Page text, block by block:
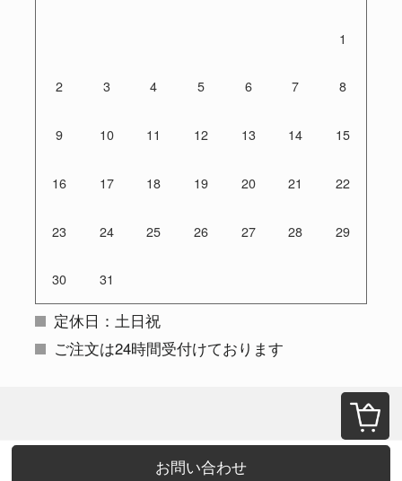
お問い合わせ
1
2 3 4 5 6 7 8
9 10 11 12 13 14 15
16 17 18 19 20 21 22
23 24 25 26 27 28 29
30 31
定休日：土日祝
ご注文は24時間受付けております